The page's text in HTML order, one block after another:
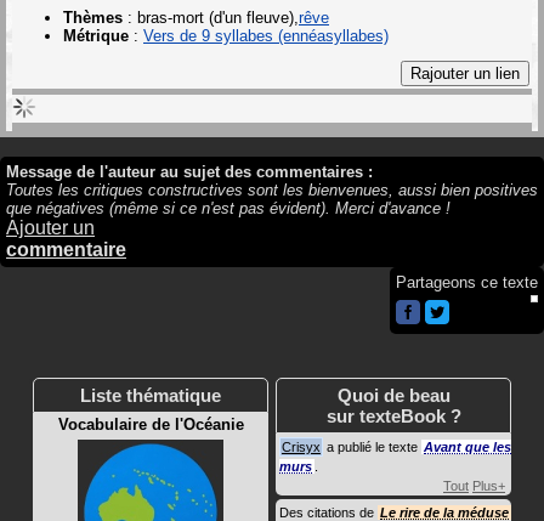
Thèmes : bras-mort (d'un fleuve) rêve
Métrique : Vers de 9 syllabes (ennéasyllabes)
Message de l'auteur au sujet des commentaires :
Toutes les critiques constructives sont les bienvenues, aussi bien positives
que négatives (même si ce n'est pas évident). Merci d'avance !
Ajouter un
commentaire
Partageons ce texte
Liste thématique
Vocabulaire de l'Océanie
Quoi de beau
sur texteBook ?
Crisyx a publié le texte Avant que les
murs
Tout Plus+
Des citations de Le rire de la méduse